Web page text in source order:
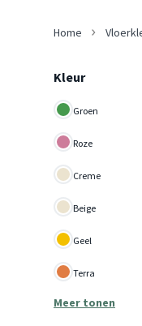
Home
Kleur
Groen
Roze
Creme
Beige
Geel
Terra
Meer tonen